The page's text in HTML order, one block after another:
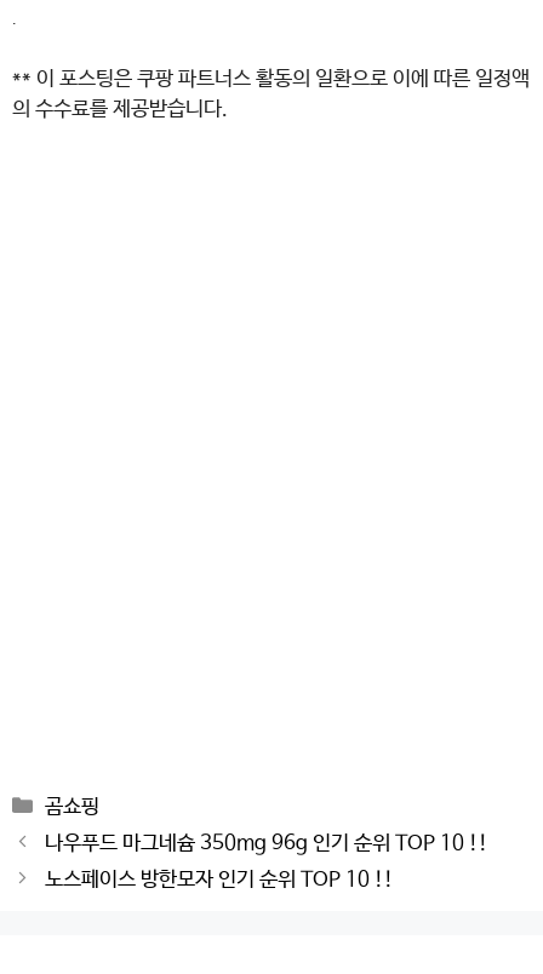
.
** 이 포스팅은 쿠팡 파트너스 활동의 일환으로 이에 따른 일정액
의 수수료를 제공받습니다.
Categories
곰쇼핑
Post
navigation
나우푸드 마그네슘 350mg 96g 인기 순위 TOP 10 !!
노스페이스 방한모자 인기 순위 TOP 10 !!